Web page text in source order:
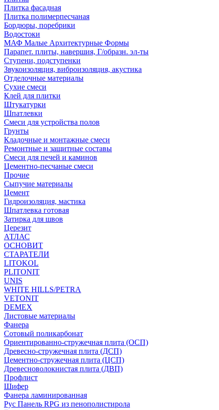
Плитка фасадная
Плитка полимерпесчаная
Бордюры, поребрики
Водостоки
МАФ Малые Архитектурные Формы
Парапет. плиты, навершия, Г/образн. эл-ты
Ступени, подступенки
Звукоизоляция, виброизоляция, акустика
Отделочные материалы
Сухие смеси
Клей для плитки
Штукатурки
Шпатлевки
Смеси для устройства полов
Грунты
Кладочные и монтажные смеси
Ремонтные и защитные составы
Смеси для печей и каминов
Цементно-песчаные смеси
Прочие
Сыпучие материалы
Цемент
Гидроизоляция, мастика
Шпатлевка готовая
Затирка для швов
Церезит
АТЛАС
ОСНОВИТ
СТАРАТЕЛИ
LITOKOL
PLITONIT
UNIS
WHITE HILLS/PETRA
VETONIT
DEMEX
Листовые материалы
Фанера
Сотовый поликарбонат
Ориентированно-стружечная плита (ОСП)
Древесно-стружечная плита (ДСП)
Цементно-стружечная плита (ЦСП)
Древесноволокнистая плита (ДВП)
Профлист
Шифер
Фанера ламинированная
Рус Панель RPG из пенополистирола